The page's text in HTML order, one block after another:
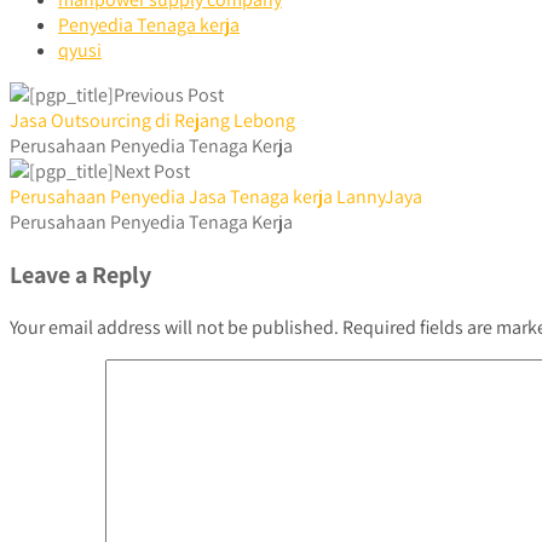
Penyedia Tenaga kerja
qyusi
Previous Post
Jasa Outsourcing di Rejang Lebong
Perusahaan Penyedia Tenaga Kerja
Next Post
Perusahaan Penyedia Jasa Tenaga kerja LannyJaya
Perusahaan Penyedia Tenaga Kerja
Leave a Reply
Your email address will not be published. Required fields are